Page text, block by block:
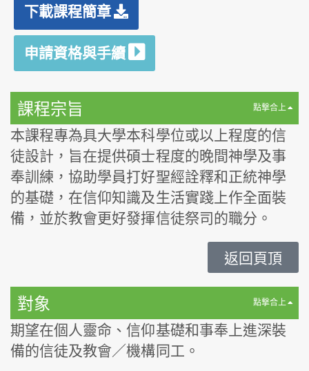
下載課程簡章
申請資格與手續
課程宗旨 點撃合上
本課程專為具大學本科學位或以上程度的信
徒設計，旨在提供碩士程度的晚間神學及事
奉訓練，協助學員打好聖經詮釋和正統神學
的基礎，在信仰知識及生活實踐上作全面裝
備，並於教會更好發揮信徒祭司的職分。
返回頁頂
對象 點撃合上
期望在個人靈命、信仰基礎和事奉上進深裝
備的信徒及教會／機構同工。